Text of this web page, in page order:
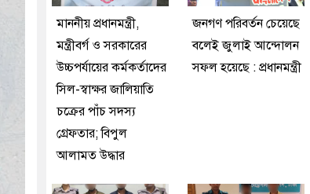
মাননীয় প্রধানমন্ত্রী,
মন্ত্রীবর্গ ও সরকারের
উচ্চপর্যায়ের কর্মকর্তাদের
সিল-স্বাক্ষর জালিয়াতি
চক্রের পাঁচ সদস্য
গ্রেফতার; বিপুল
আলামত উদ্ধার
জনগণ পরিবর্তন চেয়েছে
বলেই জুলাই আন্দোলন
সফল হয়েছে : প্রধানমন্ত্রী